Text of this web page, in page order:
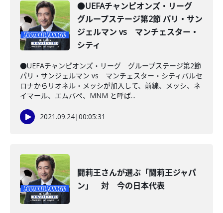
●UEFAチャンピオンズ・リーグ
グループステージ第2節 パリ・サン
ジェルマン vs マンチェスター・
シティ
●UEFAチャンピオンズ・リーグ グループステージ第2節
パリ・サンジェルマン vs マンチェスター・シティバルセ
ロナからリオネル・メッシが加入して、前線、メッシ、ネ
イマール、エムバペ、MNM と呼ば...
2021.09.24|00:05:31
闘莉王さんが選ぶ「闘莉王ジャパ
ン」 対 今の日本代表